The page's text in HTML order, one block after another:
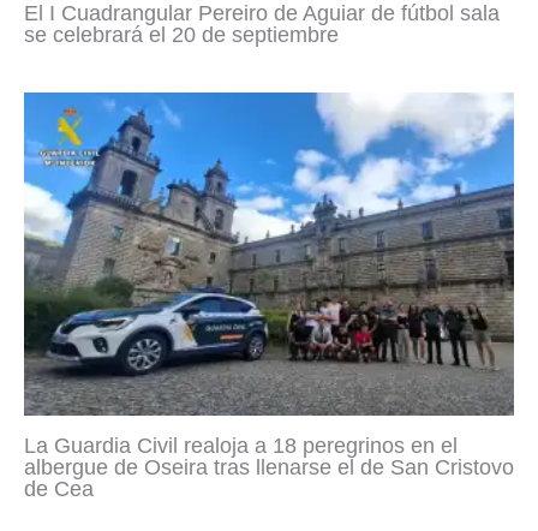
El I Cuadrangular Pereiro de Aguiar de fútbol sala
se celebrará el 20 de septiembre
La Guardia Civil realoja a 18 peregrinos en el
albergue de Oseira tras llenarse el de San Cristovo
de Cea